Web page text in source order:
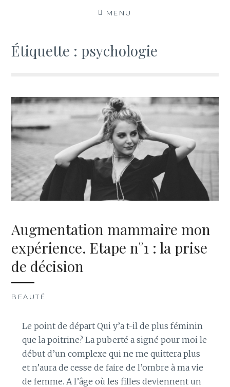
MENU
Étiquette : psychologie
Augmentation mammaire mon
expérience. Etape n°1 : la prise
de décision
BEAUTÉ
Le point de départ Qui y’a t-il de plus féminin
que la poitrine? La puberté a signé pour moi le
début d’un complexe qui ne me quittera plus
et n’aura de cesse de faire de l’ombre à ma vie
de femme. A l’âge où les filles deviennent un